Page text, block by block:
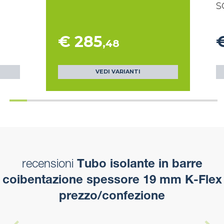
€ 285,48
VEDI VARIANTI
recensioni Tubo isolante in barre
coibentazione spessore 19 mm K-Flex
prezzo/confezione